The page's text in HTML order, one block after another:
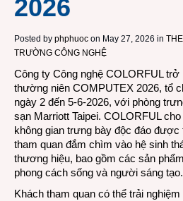
2026
Posted by phphuoc on May 27, 2026 in
TRƯỜNG CÔNG NGHỆ
Công ty Công nghệ COLORFUL trở
thường niên COMPUTEX 2026, tổ
ngày 2 đến 5-6-2026, với phòng
sạn Marriott Taipei. COLORFUL
không gian trưng bày độc đáo
tham quan đắm chìm vào hệ sinh
thương hiệu, bao gồm các sản
phong cách sống và người sáng tạo.
Khách tham quan có thể trải